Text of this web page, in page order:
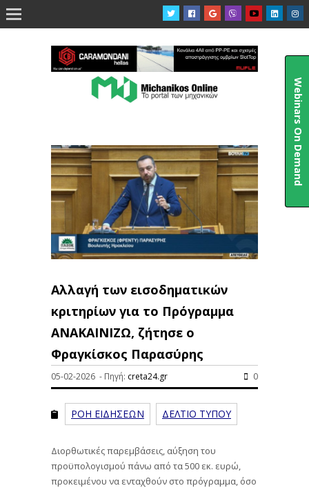

Αλλαγή των εισοδηματικών
κριτηρίων για το Πρόγραμμα
ΑΝΑΚΑΙΝΙΖΩ, ζήτησε ο
Φραγκίσκος Παρασύρης
05-02-2026 - Πηγή: creta24.gr 0
ΡΟΗ ΕΙΔΗΣΕΩΝ ΔΕΛΤΙΟ ΤΥΠΟΥ
Διορθωτικές παρεμβάσεις, αύξηση του
προϋπολογισμού πάνω από τα 500 εκ. ευρώ,
προκειμένου να ενταχθούν στο πρόγραμμα, όσο
Webinars On Demand